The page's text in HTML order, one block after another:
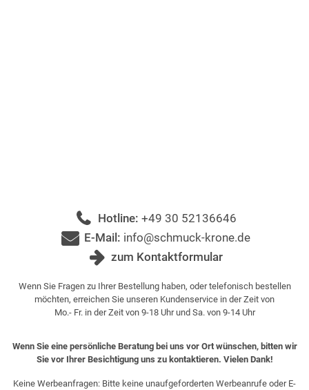
Hotline: +49 30 52136646
E-Mail: info@schmuck-krone.de
zum Kontaktformular
Wenn Sie Fragen zu Ihrer Bestellung haben, oder telefonisch bestellen
möchten, erreichen Sie unseren Kundenservice in der Zeit von
Mo.- Fr. in der Zeit von 9-18 Uhr und Sa. von 9-14 Uhr
Wenn Sie eine persönliche Beratung bei uns vor Ort wünschen, bitten wir
Sie vor Ihrer Besichtigung uns zu kontaktieren. Vielen Dank!
Keine Werbeanfragen: Bitte keine unaufgeforderten Werbeanrufe oder E-